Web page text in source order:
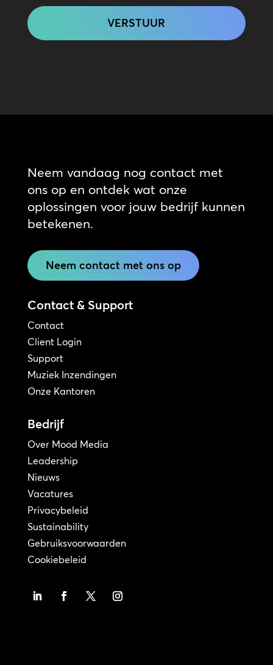
Neem vandaag nog contact met
ons op en ontdek wat onze
oplossingen voor jouw bedrijf kunnen
betekenen.
Neem contact met ons op
Contact & Support
Contact
Client Login
Support
Muziek Inzendingen
Onze Kantoren
Bedrijf
Over Mood Media
Leadership
Nieuws
Vacatures
Privacybeleid
Sustainability
Gebruiksvoorwaarden
Cookiebeleid